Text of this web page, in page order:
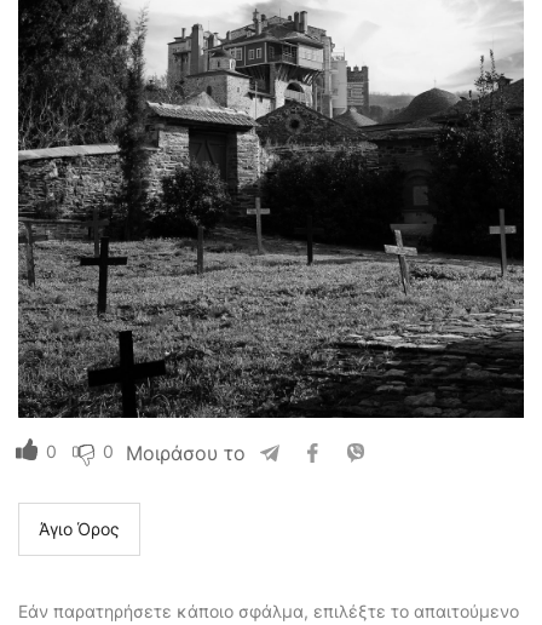
0 0 Μοιράσου το
Άγιο Όρος
Εάν παρατηρήσετε κάποιο σφάλμα, επιλέξτε το απαιτούμενο